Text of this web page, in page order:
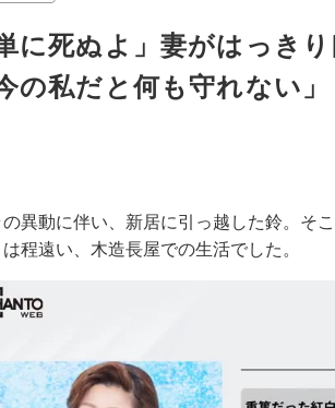
に死ぬよ」妻がはっき
の私だと何も守れない」
異動に伴い、新居に引っ越した鈴。そ
程遠い、木造長屋での生活でした。